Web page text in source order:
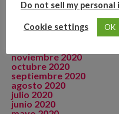
abril 2021
febrero 2021
noviembre 2020
octubre 2020
septiembre 2020
agosto 2020
julio 2020
junio 2020
Do not sell my
Cookie settings OK